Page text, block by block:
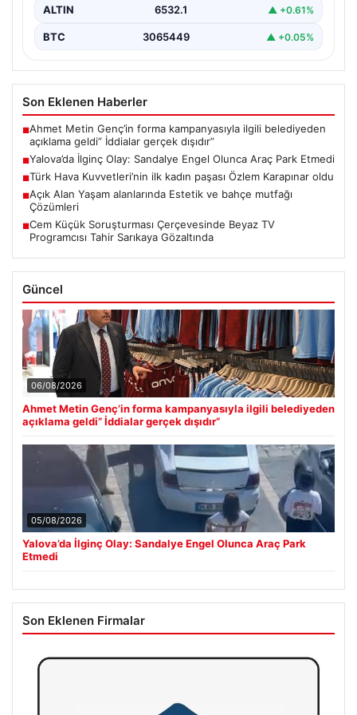
ALTIN 6532.1 ▲ +0.61%
BTC 3065449 ▲ +0.05%
Son Eklenen Haberler
■Ahmet Metin Genç’in forma kampanyasıyla ilgili belediyeden
açıklama geldi” İddialar gerçek dışıdır”
■Yalova’da İlginç Olay: Sandalye Engel Olunca Araç Park Etmedi
■Türk Hava Kuvvetleri’nin ilk kadın paşası Özlem Karapınar oldu
■Açık Alan Yaşam alanlarında Estetik ve bahçe mutfağı
Çözümleri
■Cem Küçük Soruşturması Çerçevesinde Beyaz TV
Programcısı Tahir Sarıkaya Gözaltında
Güncel
06/08/2026
Ahmet Metin Genç’in forma kampanyasıyla ilgili belediyeden
açıklama geldi” İddialar gerçek dışıdır”
05/08/2026
Yalova’da İlginç Olay: Sandalye Engel Olunca Araç Park
Etmedi
Son Eklenen Firmalar